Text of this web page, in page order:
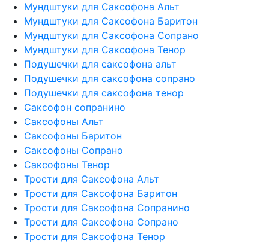
Мундштуки для Саксофона Альт
Мундштуки для Саксофона Баритон
Мундштуки для Саксофона Сопрано
Мундштуки для Саксофона Тенор
Подушечки для саксофона альт
Подушечки для саксофона сопрано
Подушечки для саксофона тенор
Саксофон сопранино
Саксофоны Альт
Саксофоны Баритон
Саксофоны Сопрано
Саксофоны Тенор
Трости для Саксофона Альт
Трости для Саксофона Баритон
Трости для Саксофона Сопранино
Трости для Саксофона Сопрано
Трости для Саксофона Тенор